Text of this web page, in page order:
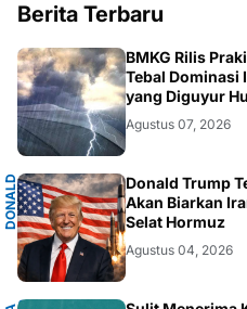
Berita Terbaru
NASIONAL
BMKG Rilis
Tebal Dominasi
yang Diguyur
Agustus 07, 2026
D
O
N
AL
D
T
R
U
MP
Donald Trump
Akan Biarkan
Selat Hormuz
Agustus 04, 2026